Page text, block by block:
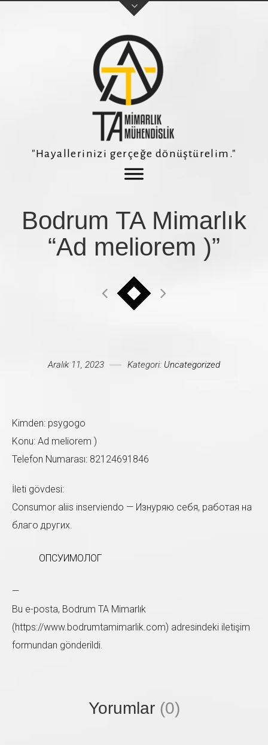
Telefon Numaranız *
Konu
Sol taraftaki form'u doldurup bize ulaşabilirsiniz. En
kısa zamanda size geri dönüş sağlayacağız.
"Hayallerinizi gerçeğe dönüştürelim."
Bodrum TA Mimarlık
“Ad meliorem )”
Aralık 11, 2023 Kategori: Uncategorized
Kimden: psygogo
Konu: Ad meliorem )
Telefon Numarası: 82124691846
İleti gövdesi:
Consumor aliis inserviendo — Изнуряю себя, работая на
благо других.
ОПСУИМОЛОГ
—
Bu e-posta, Bodrum TA Mimarlık
(https://www.bodrumtamimarlik.com) adresindeki iletişim
formundan gönderildi.
Yorumlar (0)